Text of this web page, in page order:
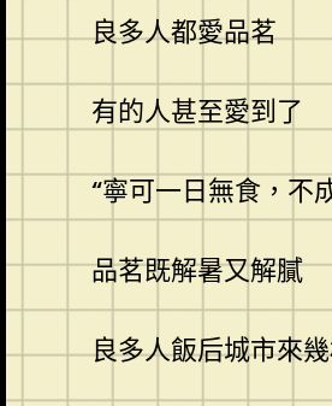
良多人都愛品茗
有的人甚至愛到了
“寧可一日無食，不
品茗既解暑又解膩
良多人飯后城市來